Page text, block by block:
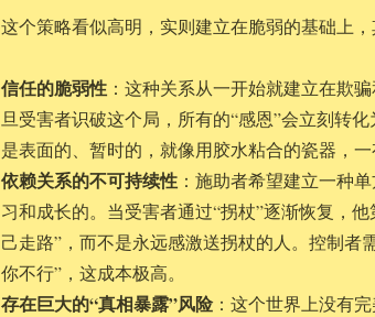
这个策略看似高明，实则建立在脆弱的基础上，
信任的脆弱性：这种关系从一开始就建立在欺
旦受害者识破这个局，所有的“感恩”会立刻转
是表面的、暂时的，就像用胶水粘合的瓷器，一
依赖关系的不可持续性：施助者希望建立一种
习和成长的。当受害者通过“拐杖”逐渐恢复，
己走路”，而不是永远感激送拐杖的人。控制者
你不行”，这成本极高。
存在巨大的“真相暴露”风险：这个世界上没有